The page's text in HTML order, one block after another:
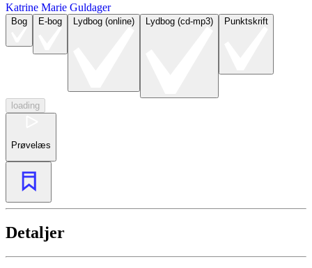
Katrine Marie Guldager
Bog E-bog Lydbog (online) Lydbog (cd-mp3) Punktskrift
loading
Prøvelæs
Detaljer